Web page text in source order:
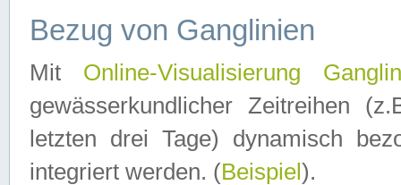
Bezug von Ganglinien
Mit Online-Visualisierung
gewässerkundlicher Zeitreihen
letzten drei Tage) dynamisch
integriert werden. (Beispiel ).